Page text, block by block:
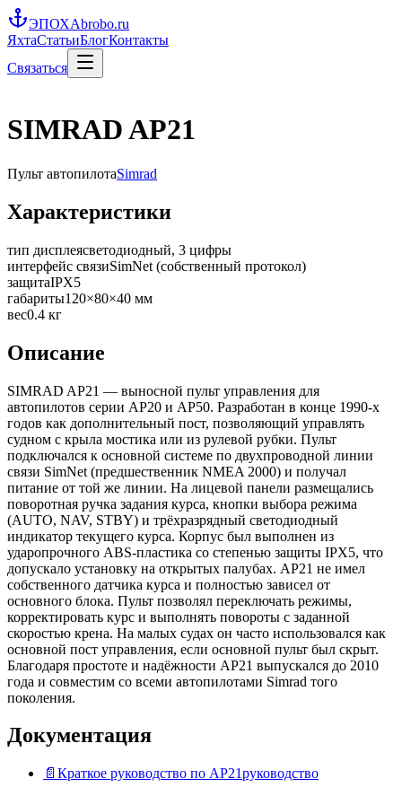
ЭПОХАbrobo.ru
ЯхтаСтатьиБлогКонтакты
Связаться
SIMRAD AP21
Пульт автопилотаSimrad
Характеристики
тип дисплеясветодиодный, 3 цифры
интерфейс связиSimNet (собственный протокол)
защитаIPX5
габариты120×80×40 мм
вес0.4 кг
Описание
SIMRAD AP21 — выносной пульт управления для
автопилотов серии AP20 и AP50. Разработан в конце 1990‑х
годов как дополнительный пост, позволяющий управлять
судном с крыла мостика или из рулевой рубки. Пульт
подключался к основной системе по двухпроводной линии
связи SimNet (предшественник NMEA 2000) и получал
питание от той же линии. На лицевой панели размещались
поворотная ручка задания курса, кнопки выбора режима
(AUTO, NAV, STBY) и трёхразрядный светодиодный
индикатор текущего курса. Корпус был выполнен из
ударопрочного ABS-пластика со степенью защиты IPX5, что
допускало установку на открытых палубах. AP21 не имел
собственного датчика курса и полностью зависел от
основного блока. Пульт позволял переключать режимы,
корректировать курс и выполнять повороты с заданной
скоростью крена. На малых судах он часто использовался как
основной пост управления, если основной пульт был скрыт.
Благодаря простоте и надёжности AP21 выпускался до 2010
года и совместим со всеми автопилотами Simrad того
поколения.
Документация
📄 Краткое руководство по AP21руководство